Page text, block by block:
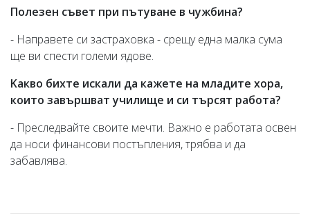
Полезен съвет при пътуване в чужбина?
- Направете си застраховка - срещу една малка сума
ще ви спести големи ядове.
Kакво бихте искали да кажете на младите хора,
които завършватучилище и си търсят работа?
- Преследвайте своите мечти. Важно е работата освен
да носи финансови постъпления, трябва и да
забавлява.